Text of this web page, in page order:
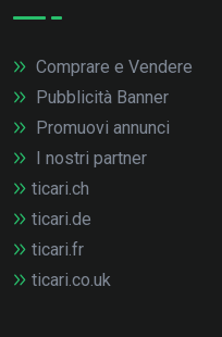
Comprare e Vendere
Pubblicità Banner
Promuovi annunci
I nostri partner
ticari.ch
ticari.de
ticari.fr
ticari.co.uk